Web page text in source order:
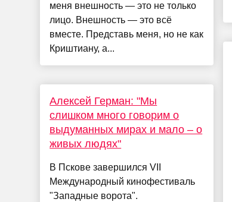
меня внешность — это не только
лицо. Внешность — это всё
вместе. Представь меня, но не как
Криштиану, а...
Алексей Герман: "Мы
слишком много говорим о
выдуманных мирах и мало – о
живых людях"
В Пскове завершился VII
Международный кинофестиваль
"Западные ворота".